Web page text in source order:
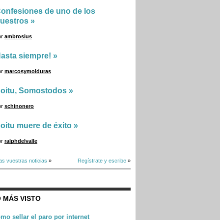
de uno de los
»
ambrosius
siempre! »
marcosymolduras
Somostodos »
schinonero
muere de éxito »
ralphdelvalle
vuestras noticias » Regístrate y escribe »
MÁS VISTO
sellar el paro por internet